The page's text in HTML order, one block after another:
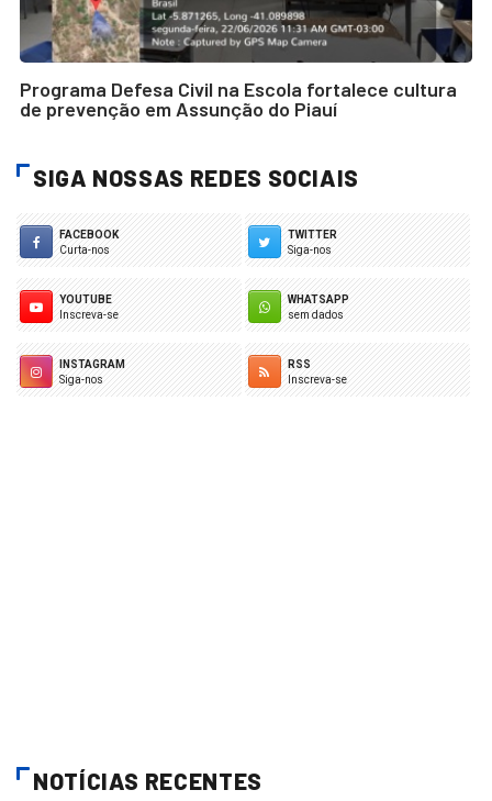
Programa Defesa Civil na Escola fortalece cultura
de prevenção em Assunção do Piauí
SIGA NOSSAS REDES SOCIAIS
FACEBOOK
Curta-nos
TWITTER
Siga-nos
YOUTUBE
Inscreva-se
WHATSAPP
sem dados
INSTAGRAM
Siga-nos
RSS
Inscreva-se
NOTÍCIAS RECENTES